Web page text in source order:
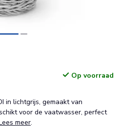
Op voorraad
in lichtgrijs, gemaakt van
voor de vaatwasser, perfect
meer.